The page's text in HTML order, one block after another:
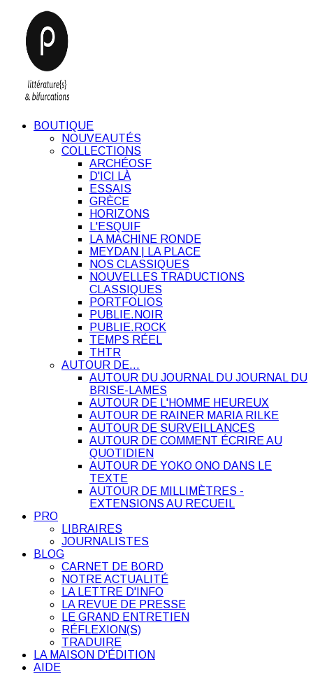
BOUTIQUE
NOUVEAUTÉS
COLLECTIONS
ARCHÉOSF
D'ICI LÀ
ESSAIS
GRÈCE
HORIZONS
L'ESQUIF
LA MACHINE RONDE
MEYDAN | LA PLACE
NOS CLASSIQUES
NOUVELLES TRADUCTIONS
CLASSIQUES
PORTFOLIOS
PUBLIE.NOIR
PUBLIE.ROCK
TEMPS RÉEL
THTR
AUTOUR DE…
AUTOUR DU JOURNAL DU JOURNAL DU
BRISE-LAMES
AUTOUR DE L'HOMME HEUREUX
AUTOUR DE RAINER MARIA RILKE
AUTOUR DE SURVEILLANCES
AUTOUR DE COMMENT ÉCRIRE AU
QUOTIDIEN
AUTOUR DE YOKO ONO DANS LE
TEXTE
AUTOUR DE MILLIMÈTRES -
EXTENSIONS AU RECUEIL
PRO
LIBRAIRES
JOURNALISTES
BLOG
CARNET DE BORD
NOTRE ACTUALITÉ
LA LETTRE D'INFO
LA REVUE DE PRESSE
LE GRAND ENTRETIEN
RÉFLEXION(S)
TRADUIRE
LA MAISON D'ÉDITION
AIDE